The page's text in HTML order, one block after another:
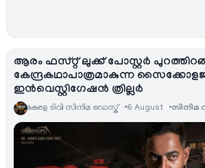
ആരം ഫസ്റ്റ് ലുക്ക് പോസ്റ്റർ
കേന്ദ്രകഥാപാത്രമാകുന്ന
ഇൻവെസ്റ്റിഗേഷൻ ത്രില്ലർ
കേരള ടിവി സിനിമ ഡെസ്ക് 6 August സിനിമ